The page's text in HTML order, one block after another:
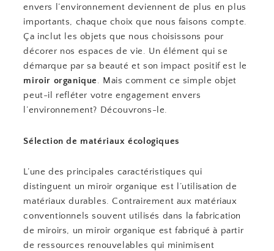
envers l’environnement deviennent de plus en plus
importants, chaque choix que nous faisons compte.
Ça inclut les objets que nous choisissons pour
décorer nos espaces de vie. Un élément qui se
démarque par sa beauté et son impact positif est le
miroir organique. Mais comment ce simple objet
peut-il refléter votre engagement envers
l’environnement? Découvrons-le.
Sélection de matériaux écologiques
L’une des principales caractéristiques qui
distinguent un miroir organique est l’utilisation de
matériaux durables. Contrairement aux matériaux
conventionnels souvent utilisés dans la fabrication
de miroirs, un miroir organique est fabriqué à partir
de ressources renouvelables qui minimisent